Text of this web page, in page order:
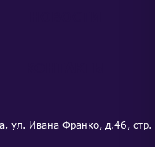
Ивана Франко, д.46, стр.